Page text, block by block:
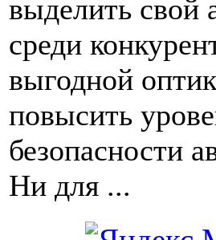
выделить свой
среди
выгодной
повысить
безопасности
Ни для ...